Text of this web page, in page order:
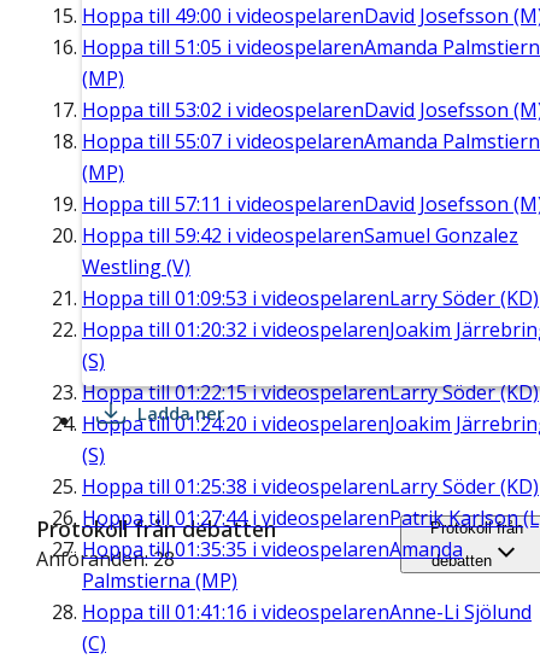
Hoppa till 49:00 i videospelarenDavid Josefsson
Hoppa till 51:05 i videospelarenAmanda
(MP)
Hoppa till 53:02 i videospelarenDavid Josefsson
Hoppa till 55:07 i videospelarenAmanda
(MP)
Hoppa till 57:11 i videospelarenDavid Josefsson
Hoppa till 59:42 i videospelarenSamuel Gonzalez
Westling (V)
Hoppa till 01:09:53 i videospelarenLarry Söder (KD)
Hoppa till 01:20:32 i videospelarenJoakim
(S)
Hoppa till01:22:15i videospelarenLarry Söder (KD)
Hoppa till01:24:20 i videospelarenJoakim
(S)
Hoppa till 01:25:38 i videospelarenLarry Söder (KD)
Hoppa till 01:27:44i videospelarenPatrik Karlson
Hoppa till01:35:35 i videospelarenAmanda
Palmstierna (MP)
Hoppa till 01:41:16 i videospelarenAnne-Li Sjölund
(C)
Ladda ner
Protokoll från debatten
Anföranden: 28
Protokoll från
debatten